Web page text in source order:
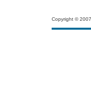
Copyright ©